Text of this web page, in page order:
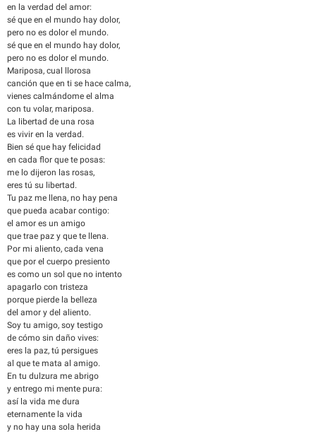
en la verdad del amor:
sé que en el mundo hay dolor,
pero no es dolor el mundo.
sé que en el mundo hay dolor,
pero no es dolor el mundo.
Mariposa, cual llorosa
canción que en ti se hace calma,
vienes calmándome el alma
con tu volar, mariposa.
La libertad de una rosa
es vivir en la verdad.
Bien sé que hay felicidad
en cada flor que te posas:
me lo dijeron las rosas,
eres tú su libertad.
Tu paz me llena, no hay pena
que pueda acabar contigo:
el amor es un amigo
que trae paz y que te llena.
Por mi aliento, cada vena
que por el cuerpo presiento
es como un sol que no intento
apagarlo con tristeza
porque pierde la belleza
del amor y del aliento.
Soy tu amigo, soy testigo
de cómo sin daño vives:
eres la paz, tú persigues
al que te mata al amigo.
En tu dulzura me abrigo
y entrego mi mente pura:
así la vida me dura
eternamente la vida
y no hay una sola herida